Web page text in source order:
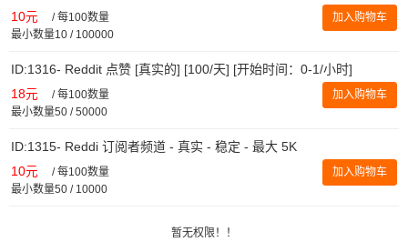
10元 /每100数量
最小数量10 / 100000
加入购物车
ID:1316- Reddit 点赞 [真实的] [100/天] [开始时间：0-1/小时]
18元 /每100数量
最小数量50 / 50000
加入购物车
ID:1315- Reddi 订阅者频道 - 真实 - 稳定 - 最大 5K
10元 /每100数量
最小数量50 / 10000
加入购物车
暂无权限！！